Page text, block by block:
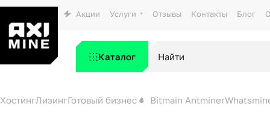
Акции Услуги Отзывы Контакты Блог
Каталог
ХостингЛизингГотовый бизнес Bitmain Antminer